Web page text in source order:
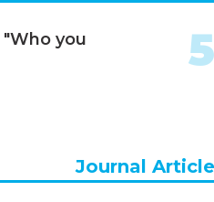
you
5
Journal Article